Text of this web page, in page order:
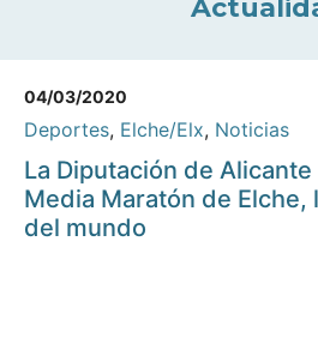
04/03/2020
Deportes, Elche/Elx, Noticias
La Diputación de
Media Maratón de Elche,
del mundo